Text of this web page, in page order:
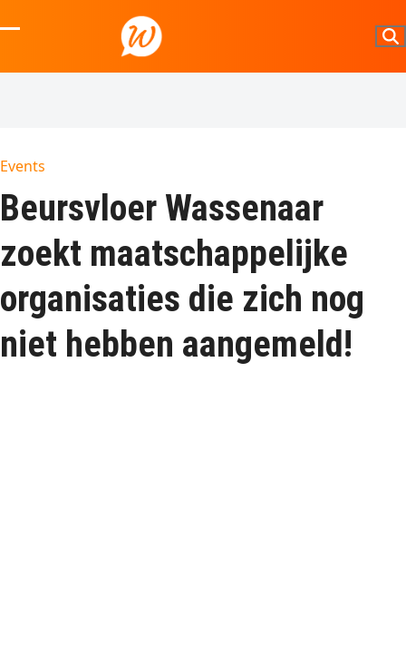
to
mobile
mobile
Events
Beursvloer Wassenaar
zoekt maatschappelijke
organisaties die zich nog
niet hebben aangemeld!